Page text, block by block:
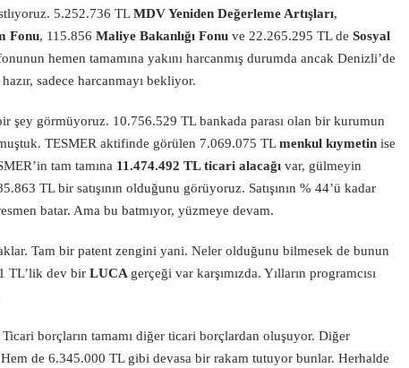
5.252.736 TLMDV Yeniden Değerleme Artışları,
Fonu, 115.856 Maliye Bakanlığı Fonu ve 22.265.295 TL de Sosyal
hemen tamamına yakını harcanmış durumda ancak Denizli’de
sadece harcanmayı bekliyor.
şey görmüyoruz. 10.756.529 TL bankada parası olan bir kurumun
TESMER aktifinde görülen 7.069.075 TLmenkul kıymetin ise
tam tamına 11.474.492 TL ticari alacağı var, gülmeyin
TL bir satışının olduğunu görüyoruz. Satışının % 44’ü kadar
batar. Ama bu batmıyor, yüzmeye devam.
Tam bir patent zengini yani. Neler olduğunu bilmesek de bunun
TL’lik dev bir LUCA gerçeği var karşımızda. Yılların programcısı
borçların tamamı diğer ticari borçlardan oluşuyor. Diğer
de 6.345.000 TL gibi devasa bir rakam tutuyor bunlar. Herhalde